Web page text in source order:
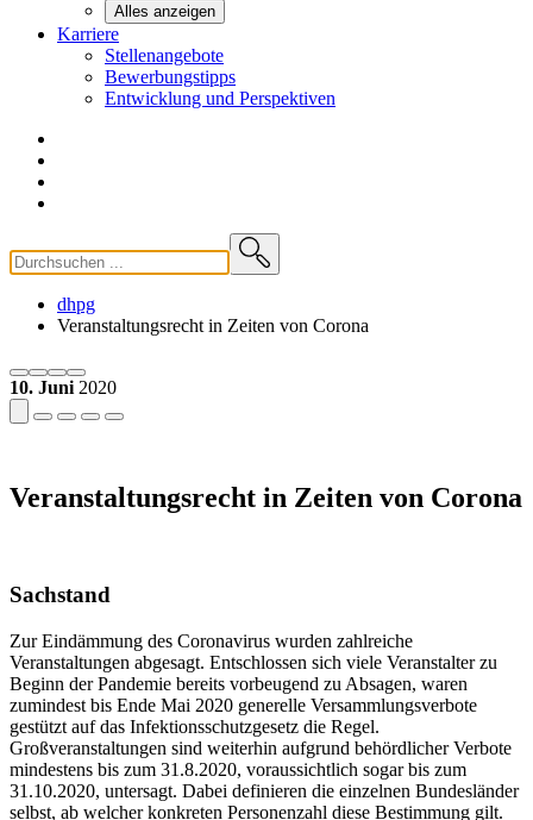
Alles anzeigen
Karriere
Stellenangebote
Bewerbungstipps
Entwicklung und Perspektiven
dhpg
Veranstaltungsrecht in Zeiten von Corona
10. Juni 2020
Veranstaltungsrecht in Zeiten von Corona
Sachstand
Zur Eindämmung des Coronavirus wurden zahlreiche
Veranstaltungen abgesagt. Entschlossen sich viele Veranstalter zu
Beginn der Pandemie bereits vorbeugend zu Absagen, waren
zumindest bis Ende Mai 2020 generelle Versammlungsverbote
gestützt auf das Infektionsschutzgesetz die Regel.
Großveranstaltungen sind weiterhin aufgrund behördlicher Verbote
mindestens bis zum 31.8.2020, voraussichtlich sogar bis zum
31.10.2020, untersagt. Dabei definieren die einzelnen Bundesländer
selbst, ab welcher konkreten Personenzahl diese Bestimmung gilt.